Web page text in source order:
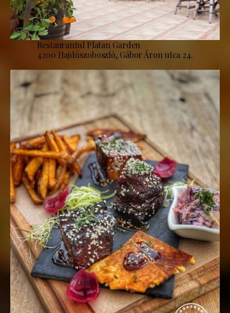
Restaurantul Platan Garden
4200 Hajdúszoboszló, Gábor Áron utca 24.